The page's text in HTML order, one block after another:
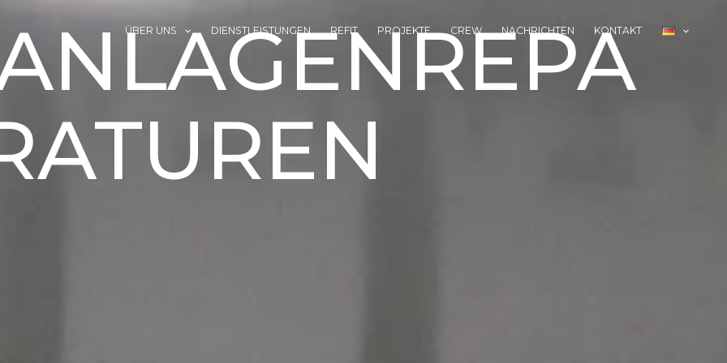
ÜBER UNS DIENSTLEISTUNGEN REFIT PROJEKTE CREW NACHRICHTEN KONTAKT